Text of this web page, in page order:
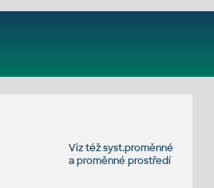
Viz téžsyst.proměnné
aproměnné prostředí